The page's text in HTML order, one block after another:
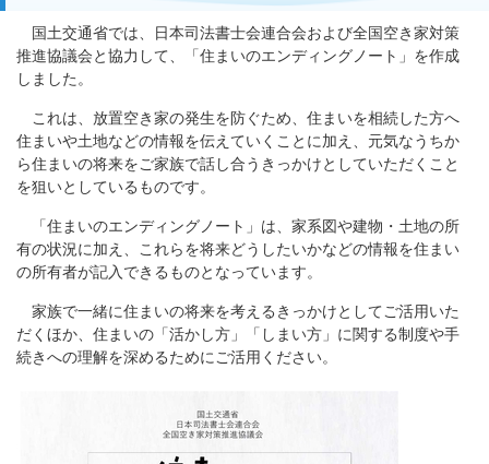
国土交通省では、日本司法書士会連合会および全国空き家対策
推進協議会と協力して、「住まいのエンディングノート」を作成
しました。
これは、放置空き家の発生を防ぐため、住まいを相続した方へ
住まいや土地などの情報を伝えていくことに加え、元気なうちか
ら住まいの将来をご家族で話し合うきっかけとしていただくこと
を狙いとしているものです。
「住まいのエンディングノート」は、家系図や建物・土地の所
有の状況に加え、これらを将来どうしたいかなどの情報を住まい
の所有者が記入できるものとなっています。
家族で一緒に住まいの将来を考えるきっかけとしてご活用いた
だくほか、住まいの「活かし方」「しまい方」に関する制度や手
続きへの理解を深めるためにご活用ください。